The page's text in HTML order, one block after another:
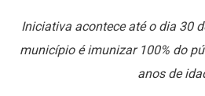
Iniciativa acontece até o dia 30
município é imunizar 100% do
anos de